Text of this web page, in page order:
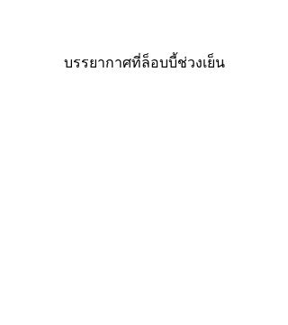
บรรยากาศที่ล็อบบี้ช่วงเย็น